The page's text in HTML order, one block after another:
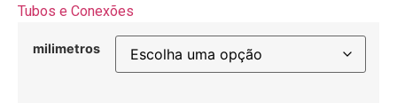
Tubos e Conexões
milimetros